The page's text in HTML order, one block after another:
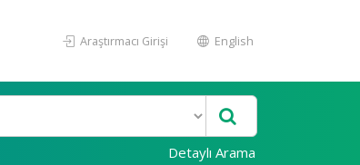
Araştırmacı Girişi English
Detaylı Arama